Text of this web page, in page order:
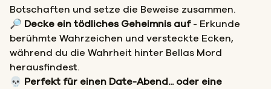
Botschaften und setze die Beweise zusammen.
🔎 Decke ein tödliches Geheimnis auf- Erkunde
berühmte Wahrzeichen und versteckte Ecken,
während du die Wahrheit hinter Bellas Mord
herausfindest.
💀
Perfekt für einen Date-Abend... oder eine